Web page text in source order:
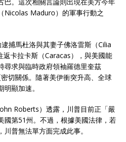
Nicolas Maduro）的軍事行動之
捕馬杜洛與其妻子佛洛雷斯（Cilia
卡拉卡斯（Caracas），與美國能
尋求與臨時政府領袖羅德里奎茲
切關係。隨著美伊衝突升高、全球
顯加速。
Roberts）透露，川普目前正「嚴
國第51州。不過，根據美國法律，若
普無法單方面完成此事。